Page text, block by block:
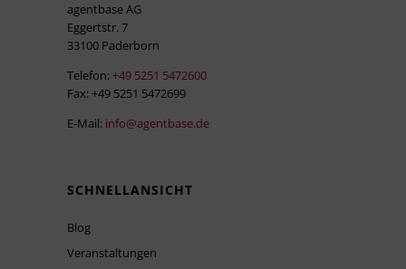
agentbase AG
Eggertstr. 7
33100 Paderborn
Telefon: +49 5251 5472600
Fax: +49 5251 5472699
E-Mail: info@agentbase.de
SCHNELLANSICHT
Blog
Veranstaltungen